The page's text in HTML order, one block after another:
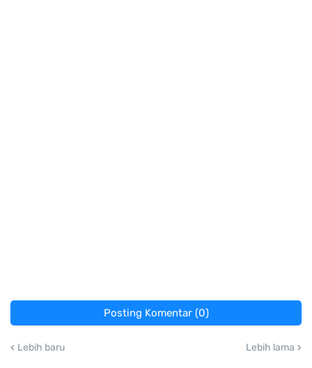
Posting Komentar (0)
Lebih baru Lebih lama